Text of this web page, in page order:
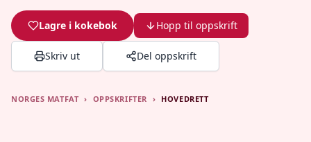
Lagre i kokebok Hopp til oppskrift
Skriv ut Del oppskrift
NORGES MATFAT › OPPSKRIFTER › HOVEDRETT